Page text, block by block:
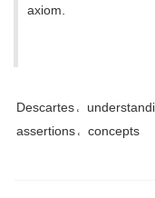
axiom.
Descartes
assertions concepts